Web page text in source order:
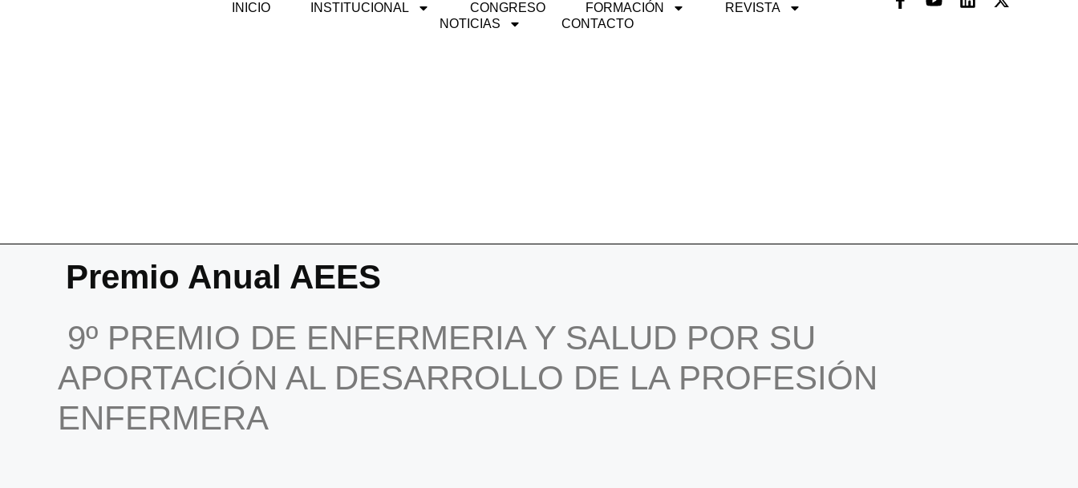
INICIO INSTITUCIONAL CONGRESO FORMACIÓN
REVISTA
NOTICIAS
CONTACTO
Premio Anual AEES
9º PREMIO DE ENFERMERIA Y SALUD POR SU
APORTACIÓN AL DESARROLLO DE LA PROFESIÓN
ENFERMERA